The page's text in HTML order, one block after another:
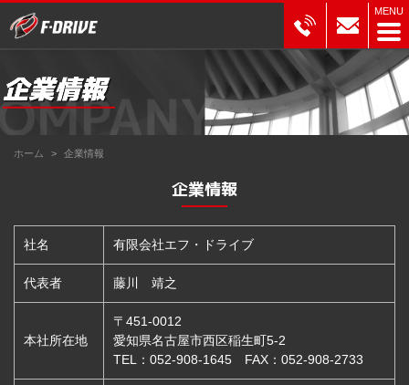
ホーム 企業情報
企業情報
社名 有限会社エフ・ドライブ
代表者 藤川 靖之
本社所在地
〒451-0012
愛知県名古屋市西区稲生町5-2
TEL：052-908-1645 FAX：052-908-2733